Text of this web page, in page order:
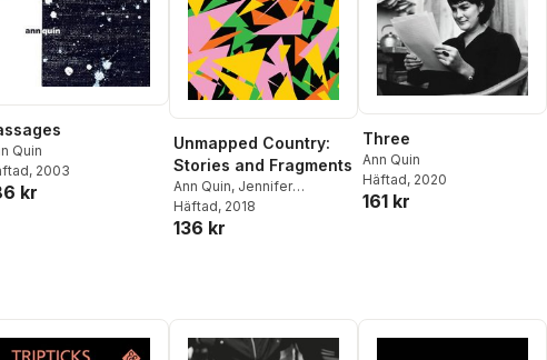
Quin
, 2003
kr
Unmapped Country:
Stories and Fragments
Ann Quin, Jennifer
Hodgson
Häftad, 2018
136 kr
Three
Ann Quin
Häftad, 2020
161 kr